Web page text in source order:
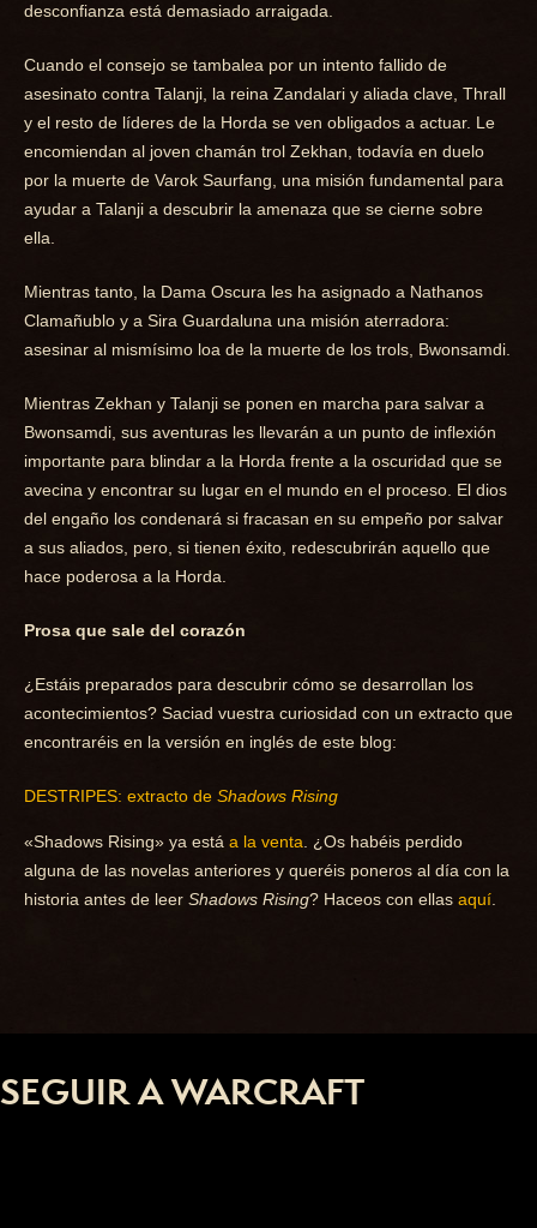
desconfianza está demasiado arraigada.
Cuando el consejo se tambalea por un intento fallido de
asesinato contra Talanji, la reina Zandalari y aliada clave, Thrall
y el resto de líderes de la Horda se ven obligados a actuar. Le
encomiendan al joven chamán trol Zekhan, todavía en duelo
por la muerte de Varok Saurfang, una misión fundamental para
ayudar a Talanji a descubrir la amenaza que se cierne sobre
ella.
Mientras tanto, la Dama Oscura les ha asignado a Nathanos
Clamañublo y a Sira Guardaluna una misión aterradora:
asesinar al mismísimo loa de la muerte de los trols, Bwonsamdi.
Mientras Zekhan y Talanji se ponen en marcha para salvar a
Bwonsamdi, sus aventuras les llevarán a un punto de inflexión
importante para blindar a la Horda frente a la oscuridad que se
avecina y encontrar su lugar en el mundo en el proceso. El dios
del engaño los condenará si fracasan en su empeño por salvar
a sus aliados, pero, si tienen éxito, redescubrirán aquello que
hace poderosa a la Horda.
Prosa que sale del corazón
¿Estáis preparados para descubrir cómo se desarrollan los
acontecimientos? Saciad vuestra curiosidad con un extracto que
encontraréis en la versión en inglés de este blog:
DESTRIPES: extracto de Shadows Rising
«Shadows Rising» ya está a la venta . ¿Os habéis perdido
alguna de las novelas anteriores y queréis poneros al día con la
historia antes de leer Shadows Rising? Haceos con ellas aquí
SEGUIR A WARCRAFT